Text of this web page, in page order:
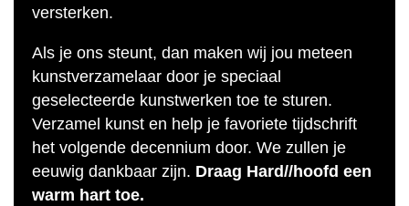
versterken.
Als je ons steunt, dan maken wij jou meteen
kunstverzamelaar door je speciaal
geselecteerde kunstwerken toe te sturen.
Verzamel kunst en help je favoriete tijdschrift
het volgende decennium door. We zullen je
eeuwig dankbaar zijn. Draag Hard//hoofd een
warm hart toe.